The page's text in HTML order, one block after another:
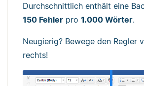
Durchschnittlich enthält eine
150 Fehler pro 1.000 Wörter.
Neugierig? Bewege den Regler
rechts!